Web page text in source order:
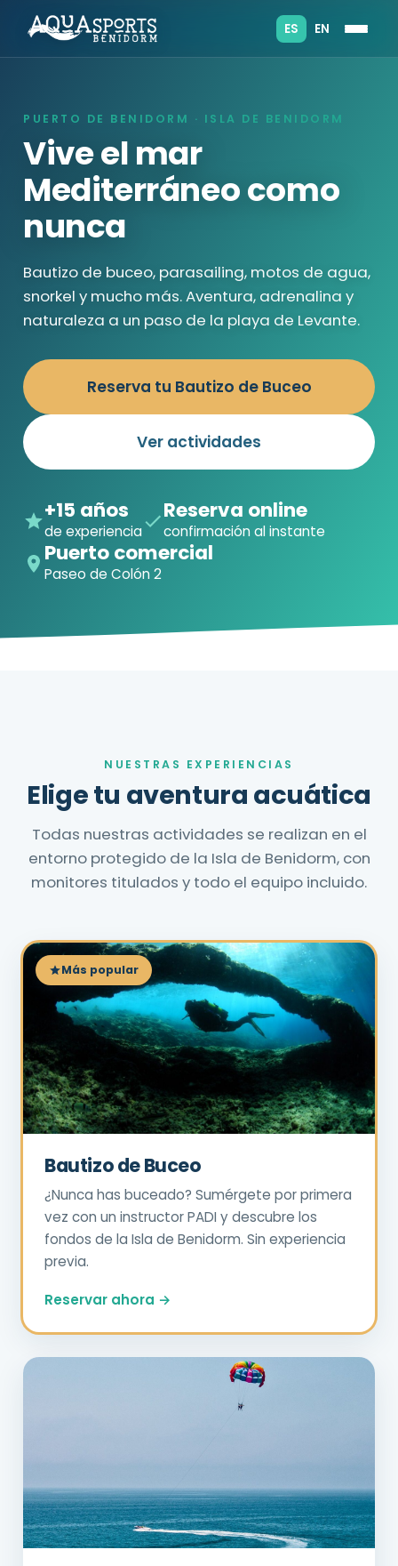
ES EN
PUERTO DE BENIDORM · ISLA DE BENIDORM
Vive el mar
Mediterráneo como
nunca
Bautizo de buceo, parasailing, motos de agua,
snorkel y mucho más. Aventura, adrenalina y
naturaleza a un paso de la playa de Levante.
Reserva tu Bautizo de Buceo
Ver actividades
+15 años
de experiencia
Reserva online
confirmación al instante
Puerto comercial
Paseo de Colón 2
NUESTRAS EXPERIENCIAS
Elige tu aventura acuática
Todas nuestras actividades se realizan en el
entorno protegido de la Isla de Benidorm, con
monitores titulados y todo el equipo incluido.
Más popular
Bautizo de Buceo
¿Nunca has buceado? Sumérgete por primera
vez con un instructor PADI y descubre los
fondos de la Isla de Benidorm. Sin experiencia
previa.
Reservar ahora →